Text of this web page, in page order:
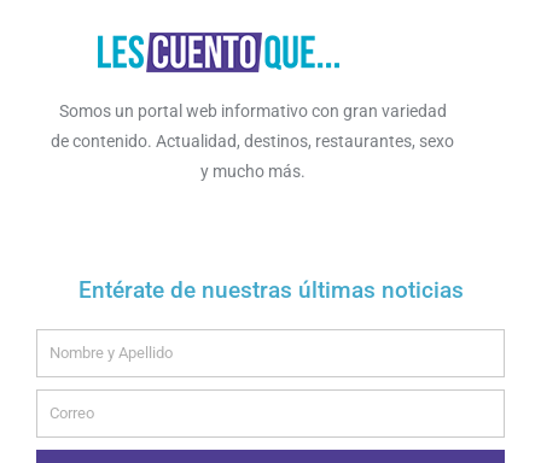
Somos un portal web informativo con gran variedad
de contenido. Actualidad, destinos, restaurantes, sexo
y mucho más.
Entérate de nuestras últimas noticias